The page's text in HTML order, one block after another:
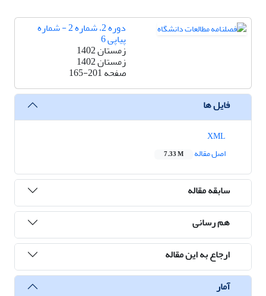
دوره 2، شماره 2 - شماره
پیاپی 6
زمستان 1402
زمستان 1402
صفحه165-201
فایل ها
اصل مقاله
7.33 M
سابقه مقاله
هم رسانی
ارجاع به این مقاله
آمار